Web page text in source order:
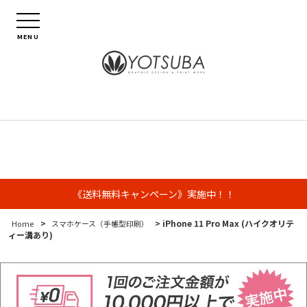
MENU
《送料無料キャンペーン》実施中！！
Home > スマホケース（手帳型印刷）
> iPhone 11 Pro Max (ハイクオリテ
ィー溝あり)